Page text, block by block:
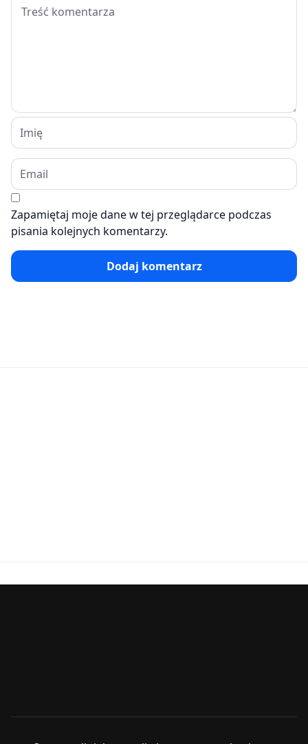
Zapamiętaj moje dane w tej przeglądarce podczas
pisania kolejnych komentarzy.
Dodaj komentarz